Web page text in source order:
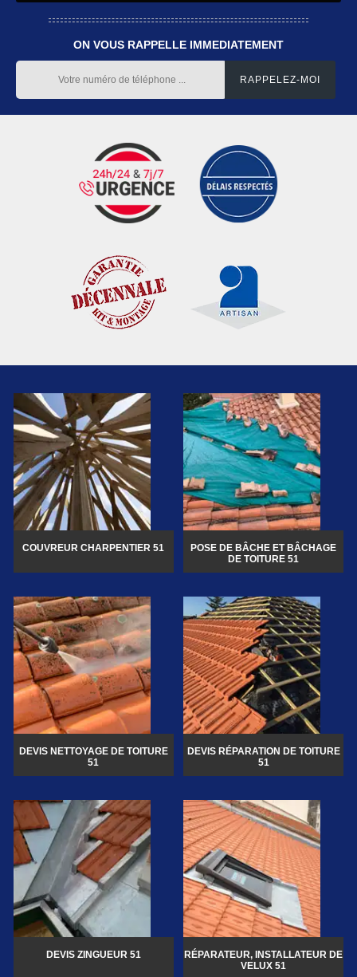
ON VOUS RAPPELLE IMMEDIATEMENT
COUVREUR CHARPENTIER 51
POSE DE BÂCHE ET BÂCHAGE
DE TOITURE 51
DEVIS NETTOYAGE DE TOITURE
51
DEVIS RÉPARATION DE TOITURE
51
DEVIS ZINGUEUR 51
RÉPARATEUR, INSTALLATEUR DE
VELUX 51